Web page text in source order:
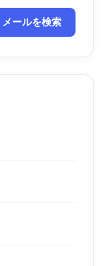
メールを検索